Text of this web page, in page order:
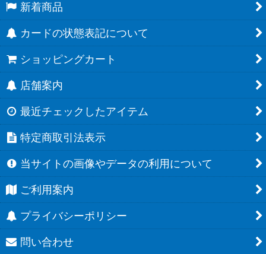
新着商品
カードの状態表記について
ショッピングカート
店舗案内
最近チェックしたアイテム
特定商取引法表示
当サイトの画像やデータの利用について
ご利用案内
プライバシーポリシー
問い合わせ